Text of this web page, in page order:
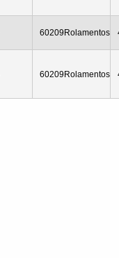
60209Rolamentos
60209Rolamentos